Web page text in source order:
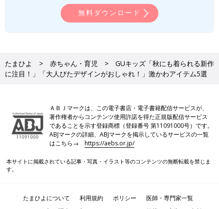
●記事内の価格はすべて税込み、2024年8月時点のものです。
いいと人気の「ハートカットT」や、夏らしい
マリンボタンがポイントの「パンツ」、着回し
し！」「Tシャツ・パンツも！」着回し
万能アイテム4選
GUから、着回しに使える便利なアイテムがた
くさん販売されています！デザインが可愛くて
何枚あっても困らないTシャツ、濡れても乾き
してくれるものばかり♪ 今回はそんなGUの、
無料ダウンロード
たまひよ 赤ちゃん・育児
GUキッズ「秋にも着られる新作
に注目！」「大人びたデザインがおしゃれ！」激かわアイテム5選
ＡＢＪマークは、この電子書店・電子書籍配信サービスが、
著作権者からコンテンツ使用許諾を得た正規版配信サービス
であることを示す登録商標（登録番号 第11091000号）です。
ABJマークの詳細、ABJマークを掲示しているサービスの一覧
はこちら→https://aebs.or.jp/
本サイトに掲載されている記事・写真・イラスト等のコンテンツの無断転載を禁じま
す。
たまひよについて 利用規約 ポリシー
医師・専門家一覧